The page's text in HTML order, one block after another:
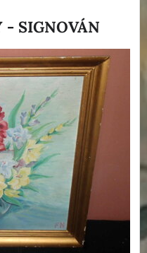
- SIGNOVÁN